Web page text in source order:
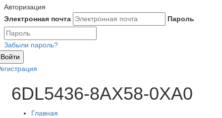
Авторизация
Электронная почта
Пароль
Забыли пароль?
Войти
6DL5436-8AX58-0XA0
Главная